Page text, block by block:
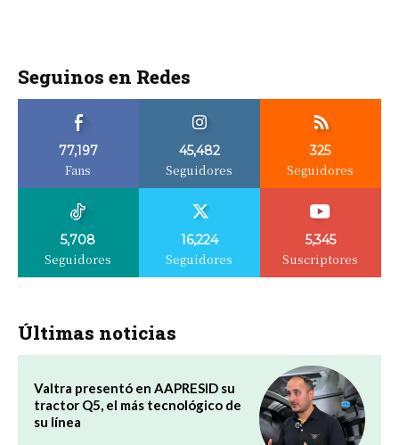
Seguinos en Redes
77,197
Fans
45,482
Seguidores
325
Seguidores
5,708
Seguidores
16,224
Seguidores
5,345
Suscriptores
Últimas noticias
Valtra presentó en AAPRESID su
tractor Q5, el más tecnológico de
su línea